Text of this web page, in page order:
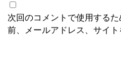
次回のコメントで使用する
前、メールアドレス、サイト